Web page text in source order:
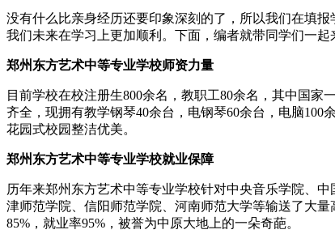
没有什么比亲身经历还要印象深刻的了，所以我们在填
我们未来在学习上更加顺利。下面，编者就带同学们一
郑州东方艺术中等专业学校师资力量
目前学校在校注册生800余名，教职工80余名，其中国
齐全，现拥有教学钢琴40余台，电钢琴60余台，电脑
花园式校园整洁优美。
郑州东方艺术中等专业学校就业保障
历年来郑州东方艺术中等专业学校针对中央音乐学院、
津师范学院、信阳师范学院、河南师范大学等输送了大
85%，就业率95%，被誉为中原大地上的一朵奇葩。